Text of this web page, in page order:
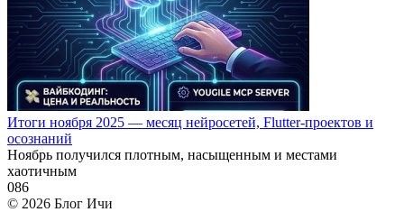
Итоги ноября 2025 — месяц нейросетей, Flutter-проектов и
осознаний
Ноябрь получился плотным, насыщенным и местами
хаотичным
086
© 2026 Блог Ичи